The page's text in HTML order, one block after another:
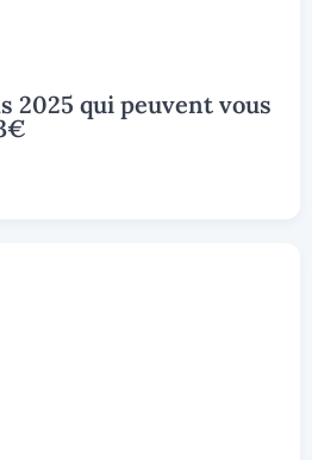
2025 qui peuvent vous